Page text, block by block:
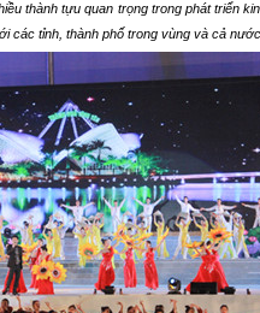
thành tựu quan trọng trong phát triển
các tỉnh, thành phố trong vùng và cả